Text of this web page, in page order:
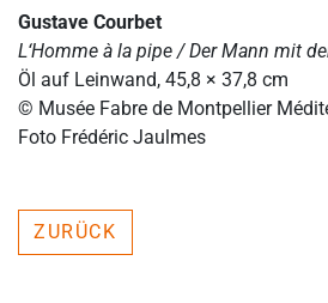
Gustave Courbet
L‘Homme à la pipe / Der Mann mit
Öl auf Leinwand, 45,8 × 37,8 cm
© Musée Fabre de Montpellier
Foto Frédéric Jaulmes
ZURÜCK